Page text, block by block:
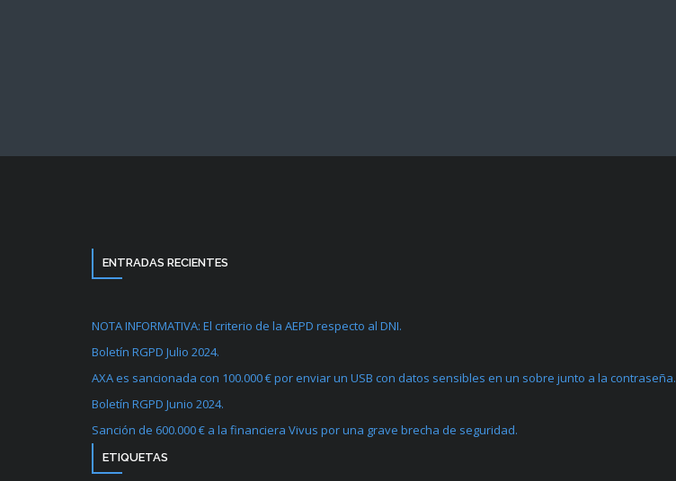
ENTRADAS RECIENTES
NOTA INFORMATIVA: El criterio de la AEPD respecto al DNI.
Boletín RGPD Julio 2024.
AXA es sancionada con 100.000 € por enviar un USB con datos sensibles en un sobre junto a la contraseña.
Boletín RGPD Junio 2024.
Sanción de 600.000 € a la financiera Vivus por una grave brecha de seguridad.
ETIQUETAS